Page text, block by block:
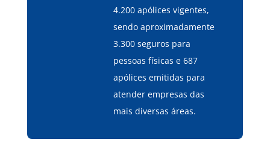
4.200 apólices vigentes,
sendo aproximadamente
3.300 seguros para
pessoas físicas e 687
apólices emitidas para
atender empresas das
mais diversas áreas.